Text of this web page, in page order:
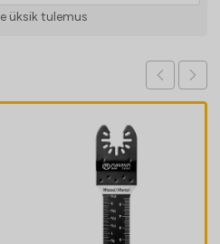
üksik tulemus